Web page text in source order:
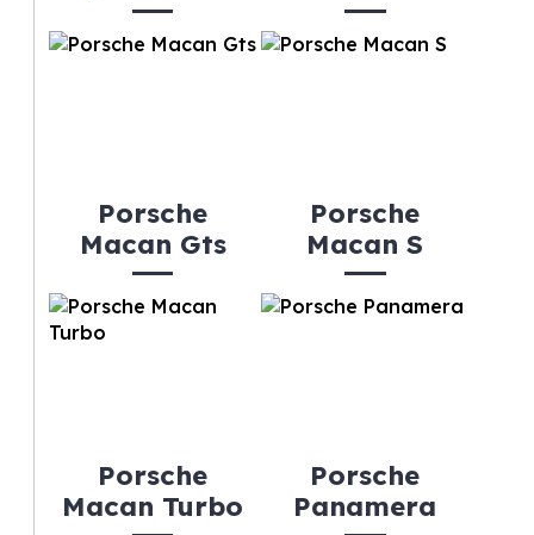
Porsche
Macan Gts
Porsche
Macan S
Porsche
Macan Turbo
Porsche
Panamera